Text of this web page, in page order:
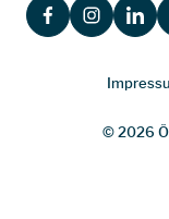
FACEBOOKINSTAGRAM
© 2026